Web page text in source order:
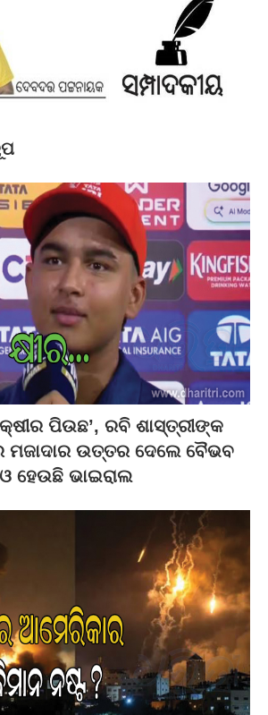
କ୍ଷୀର ପିଉଛ’, ରବି ଶାସ୍ତ୍ରୀଙ୍କ
ଉତ୍ତର ଦେଲେ ବୈଭବ
ହେଉଛି ଭାଇରାଲ